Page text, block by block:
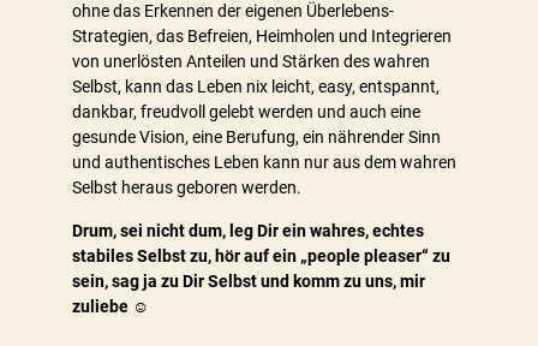
ohne das Erkennen der eigenen Überlebens-
Strategien, das Befreien, Heimholen und Integrieren
von unerlösten Anteilen und Stärken des wahren
Selbst, kann das Leben nix leicht, easy, entspannt,
dankbar, freudvoll gelebt werden und auch eine
gesunde Vision, eine Berufung, ein nährender Sinn
und authentisches Leben kann nur aus dem wahren
Selbst heraus geboren werden.
Drum, sei nicht dum, leg Dir ein wahres, echtes
stabiles Selbst zu, hör auf ein „people pleaser“ zu
sein, sag ja zu Dir Selbst und komm zu uns, mir
zuliebe ☺